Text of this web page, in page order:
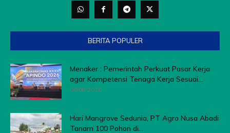
BERITA POPULER
Menaker : Pemerintah Perkuat Pasar Kerja
agar Kompetensi Tenaga Kerja Sesuai...
06/08/2026
Hari Mangrove Sedunia, PT Agro Nusa Abadi
Tanam 100 Pohon di...